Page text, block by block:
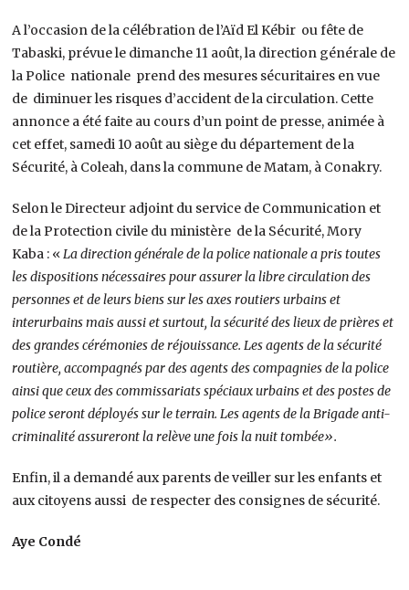
A l’occasion de la célébration de l’Aïd El Kébir ou fête de
Tabaski, prévue le dimanche 11 août, la direction générale de
la Police nationale prend des mesures sécuritaires en vue
de diminuer les risques d’accident de la circulation. Cette
annonce a été faite au cours d’un point de presse, animée à
cet effet, samedi 10 août au siège du département de la
Sécurité, à Coleah, dans la commune de Matam, à Conakry.
Selon le Directeur adjoint du service de Communication et
de la Protection civile du ministère de la Sécurité, Mory
Kaba : « La direction générale de la police nationale a pris toutes
les dispositions nécessaires pour assurer la libre circulation des
personnes et de leurs biens sur les axes routiers urbains et
interurbains mais aussi et surtout, la sécurité des lieux de prières et
des grandes cérémonies de réjouissance. Les agents de la sécurité
routière, accompagnés par des agents des compagnies de la police
ainsi que ceux des commissariats spéciaux urbains et des postes de
police seront déployés sur le terrain. Les agents de la Brigade anti-
criminalité assureront la relève une fois la nuit tombée».
Enfin, il a demandé aux parents de veiller sur les enfants et
aux citoyens aussi de respecter des consignes de sécurité.
Aye Condé